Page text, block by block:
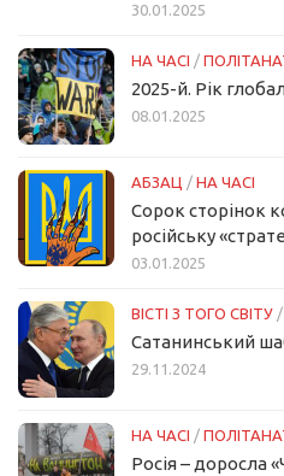
30.01.2025
НА ЧАСІ /
2025-й. Рік
08.01.2025
АБЗАЦ / НА ЧАСІ
Сорок сторінок
російську
03.01.2025
ВІСТІ З ТОГО СВІТУ /
Сатанинський
29.11.2024
НА ЧАСІ /
Росія – доросла